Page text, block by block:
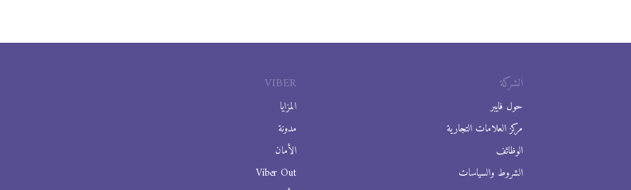
VIBER
المزايا
مدونة
الأمان
Viber Out
الشركة
حول فايبر
مركز العلامات التجارية
الوظائف
الشروط والسياسات